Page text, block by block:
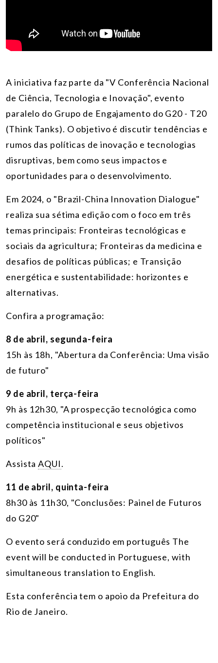
A iniciativa faz parte da "V Conferência Nacional
de Ciência, Tecnologia e Inovação", evento
paralelo do Grupo de Engajamento do G20 - T20
(Think Tanks). O objetivo é discutir tendências e
rumos das políticas de inovação e tecnologias
disruptivas, bem como seus impactos e
oportunidades para o desenvolvimento.
Em 2024, o "Brazil-China Innovation Dialogue"
realiza sua sétima edição com o foco em três
temas principais: Fronteiras tecnológicas e
sociais da agricultura; Fronteiras da medicina e
desafios de políticas públicas; e Transição
energética e sustentabilidade: horizontes e
alternativas.
Confira a programação:
8 de abril, segunda-feira
15h às 18h, "Abertura da Conferência: Uma visão
de futuro"
9 de abril, terça-feira
9h às 12h30, "A prospecção tecnológica como
competência institucional e seus objetivos
políticos"
AssistaAQUI.
11 de abril, quinta-feira
8h30 às 11h30, "Conclusões: Painel de Futuros
do G20"
O evento será conduzido em português The
event will be conducted in Portuguese, with
simultaneous translation to English.
Esta conferência tem o apoio da Prefeitura do
Rio de Janeiro.